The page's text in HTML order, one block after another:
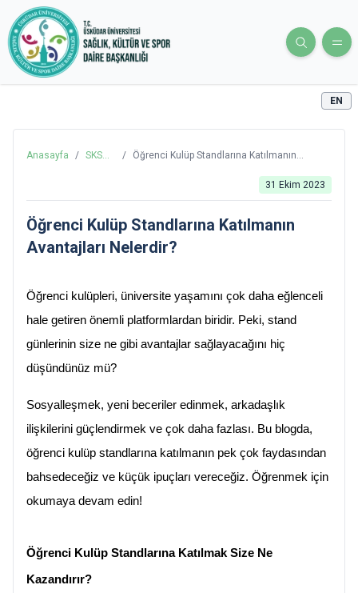
EN
Anasayfa / SKS
/
Öğrenci Kulüp Standlarına Katılmanın
31 Ekim 2023
Öğrenci Kulüp Standlarına Katılmanın
Avantajları Nelerdir?
Öğrenci kulüpleri, üniversite yaşamını çok daha eğlenceli
hale getiren önemli platformlardan biridir. Peki, stand
günlerinin size ne gibi avantajlar sağlayacağını hiç
düşündünüz mü?
Sosyalleşmek, yeni beceriler edinmek, arkadaşlık
ilişkilerini güçlendirmek ve çok daha fazlası. Bu blogda,
öğrenci kulüp standlarına katılmanın pek çok faydasından
bahsedeceğiz ve küçük ipuçları vereceğiz. Öğrenmek için
okumaya devam edin!
Öğrenci Kulüp Standlarına Katılmak Size Ne
Kazandırır?